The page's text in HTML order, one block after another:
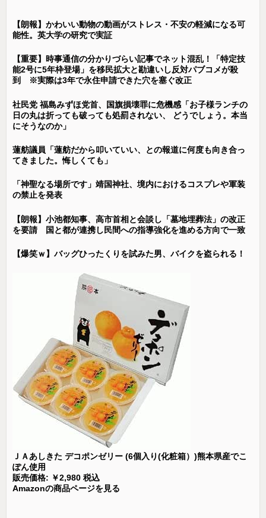
【朗報】かわいい動物の動画がストレス・不安の軽減になる可
能性。英大学の研究で実証
【重要】時事通信の分かりづらい記事でネット混乱！「特定技
能2号に5年枠登場」を移民拡大と勘違いし反対パブコメが殺
到 ※実際は3年で永住申請できた穴を塞ぐ改正
社民党 福島みずほ党首、国旗損壊罪に危機感「お子様ランチの
日の丸は折っても破っても処罰されない、 どうでしょう。本当
にそうなのか」
蓮舫議員「蓮舫だから叩いていい、との報道に何度も向き合っ
てきました。悔しくても」
「神聖なる場所です」靖国神社、境内におけるコスプレや軍装
の禁止を発表
【朗報】小池都知事、高市首相と会談し「墓地埋葬法」の改正
を要請 国と都が連携し民間への指導強化を進める方向で一致
【爆笑ｗ】バッグひったくりを試みた男、バイクを盗られる！
ＪＡあしきた デコポンゼリー (6個入り(化粧箱）)熊本県産でこ
ぽん使用
販売価格: ￥2,980 税込
Amazonの商品ページを見る